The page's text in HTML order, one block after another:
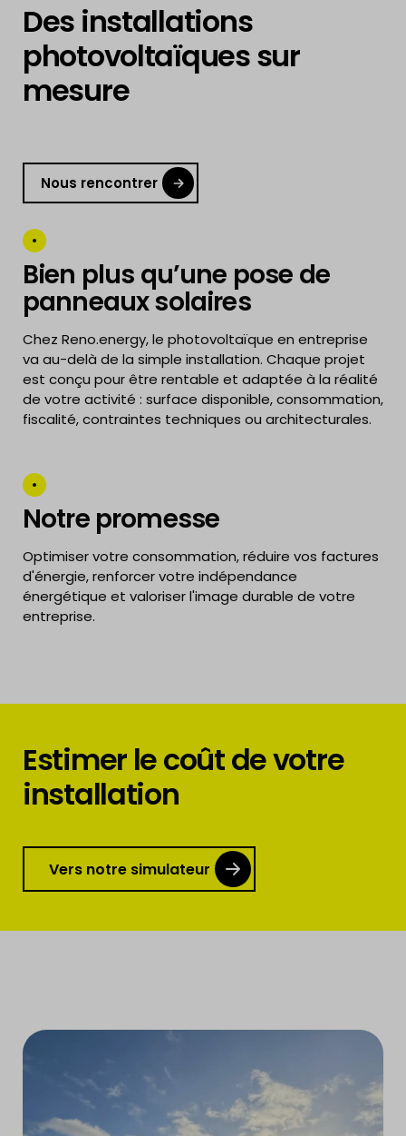
Des installations
photovoltaïques sur
mesure
Nous rencontrer
Bien plus qu’une pose de
panneaux solaires
Chez Reno.energy, le photovoltaïque en entreprise
va au-delà de la simple installation. Chaque projet
est conçu pour être rentable et adaptée à la réalité
de votre activité : surface disponible, consommation,
fiscalité, contraintes techniques ou architecturales.
Notre promesse
Optimiser votre consommation, réduire vos factures
d'énergie, renforcer votre indépendance
énergétique et valoriser l'image durable de votre
entreprise.
Estimer le coût de votre
installation
Vers notre simulateur